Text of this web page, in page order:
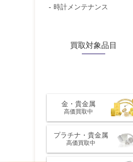
時計メンテナンス
買取対象品目
金・貴金属
高価買取中
プラチナ・貴金属
高価買取中